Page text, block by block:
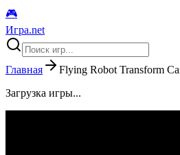
🎮
Игра.net
Главная
Flying Robot Transform
Загрузка игры...